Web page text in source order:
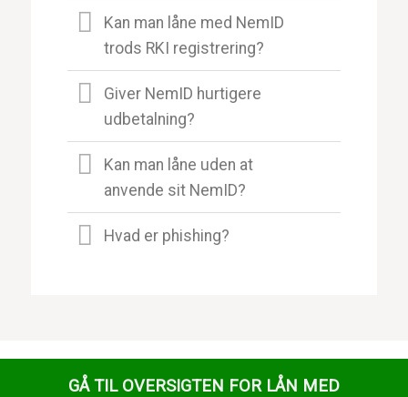
Kan man låne med NemID
trods RKI registrering?
Giver NemID hurtigere
udbetalning?
Kan man låne uden at
anvende sit NemID?
Hvad er phishing?
GÅ TIL OVERSIGTEN FOR LÅN MED